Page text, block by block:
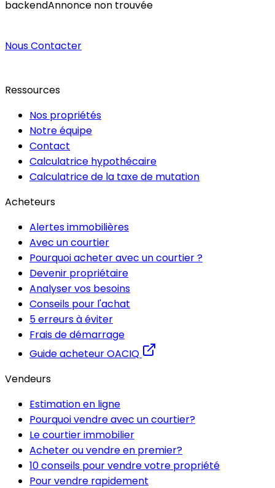
backendAnnonce non trouvée
Nous Contacter
Ressources
Nos propriétés
Notre équipe
Contact
Calculatrice hypothécaire
Calculatrice de la taxe de mutation
Acheteurs
Alertes immobilières
Avec un courtier
Pourquoi acheter avec un courtier ?
Devenir propriétaire
Analyser vos besoins
Conseils pour l'achat
5 erreurs à éviter
Frais de démarrage
Guide acheteur OACIQ
Vendeurs
Estimation en ligne
Pourquoi vendre avec un courtier?
Le courtier immobilier
Acheter ou vendre en premier?
10 conseils pour vendre votre propriété
Pour vendre rapidement